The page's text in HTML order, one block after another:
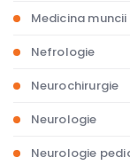
Medicina muncii
Nefrologie
Neurochirurgie
Neurologie
Neurologie